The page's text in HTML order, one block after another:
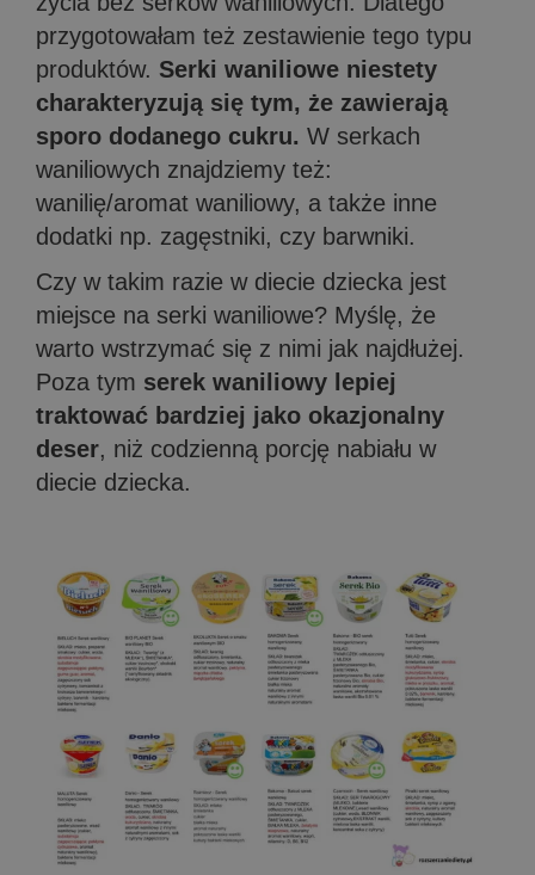
przygotowałam też zestawienie tego typu
produktów. Serki waniliowe niestety
charakteryzują się tym, że zawierają
sporo dodanego cukru. W serkach
waniliowych znajdziemy też:
wanilię/aromat waniliowy, a także inne
dodatki np. zagęstniki, czy barwniki.
Czy w takim razie w diecie dziecka jest
miejsce na serki waniliowe? Myślę, że
warto wstrzymać się z nimi jak najdłużej.
Poza tym serek waniliowy lepiej
traktować bardziej jako okazjonalny
deser, niż codzienną porcję nabiału w
diecie dziecka.